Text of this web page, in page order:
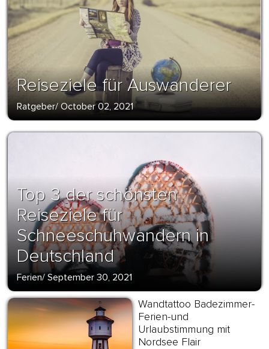
Reiseziele für Auswanderer
Ratgeber/October 02, 2021
Top 3 der schönsten
Reiseziele für
Schneeschuhwandern in
Deutschland
Ferien/ September 30, 2021
Wandtattoo Badezimmer-
Ferien-und
Urlaubstimmung mit
Nordsee Flair